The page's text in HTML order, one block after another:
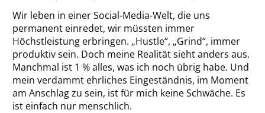
Wir leben in einer Social-Media-Welt, die uns
permanent einredet, wir müssten immer
Höchstleistung erbringen. „Hustle“, „Grind“, immer
produktiv sein. Doch meine Realität sieht anders aus.
Manchmal ist 1 % alles, was ich noch übrig habe. Und
mein verdammt ehrliches Eingeständnis, im Moment
am Anschlag zu sein, ist für mich keine Schwäche. Es
ist einfach nur menschlich.